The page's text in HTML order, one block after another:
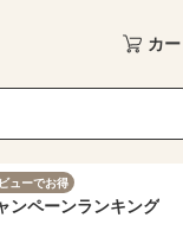
カー
ューでお得
ンペーンランキング